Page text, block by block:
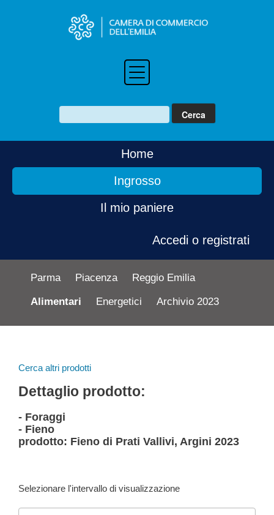
Home
Ingrosso
Il mio paniere
Accedi o registrati
Parma Piacenza Reggio Emilia
Alimentari Energetici Archivio 2023
Cerca altri prodotti
Dettaglio prodotto:
- Foraggi
- Fieno
prodotto: Fieno di Prati Vallivi, Argini 2023
Selezionare l'intervallo di visualizzazione